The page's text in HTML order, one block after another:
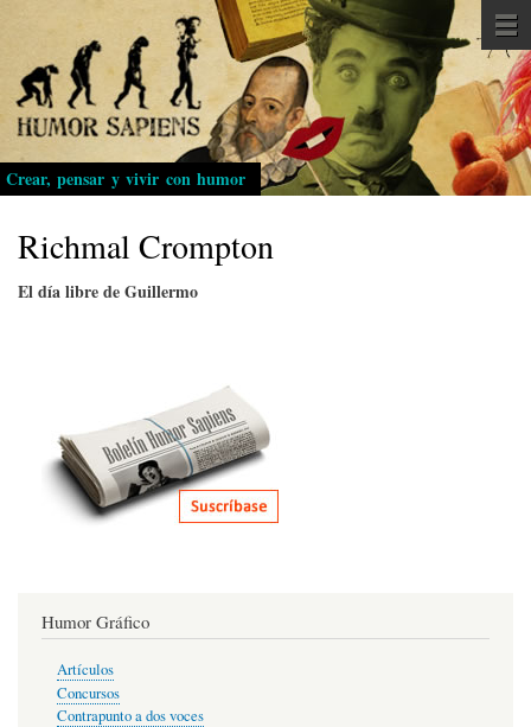
Pasar
al
contenido
principal
Crear, pensar y vivir con humor
Richmal Crompton
El día libre de Guillermo
Humor Gráfico
Artículos
Concursos
Contrapunto a dos voces